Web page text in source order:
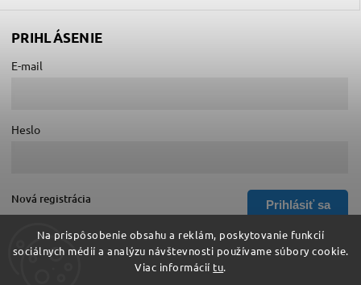
Na prispôsobenie obsahu a reklám, poskytovanie funkcií
sociálnych médií a analýzu návštevnosti používame súbory cookie.
Viac informácií tu.
PRIHLÁSENIE
E-mail
Heslo
Prihlásiť sa
Nová registrácia
Zabudnuté heslo